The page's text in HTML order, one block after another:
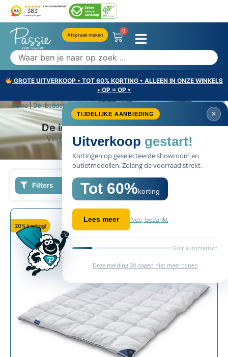
Afspraak maken
0
GROTE UITVERKOOP • TOT 60% KORTING • ALLEEN IN ONZE WINKELS
• OP = OP •
TIJDELIJKE AANBIEDING ✕
Uitverkoop gestart!
Kortingen op geselecteerde showroom en
outletmodellen. Zolang de voorraad strekt.
Tot 60%korting
Lees meer Nee, bedankt
Sluit automatisch
Deze melding 30 dagen niet meer tonen
4 seizoenen dekbed
Home|Dekbedden|
De ideale temperatuur in bed
Vind het dekbed dat jou goed doet slapen
Filters
20% korting!